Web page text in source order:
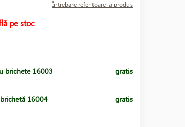
Întrebare referitoare la produs
pe stoc
brichete 16003
gratis
16004
gratis